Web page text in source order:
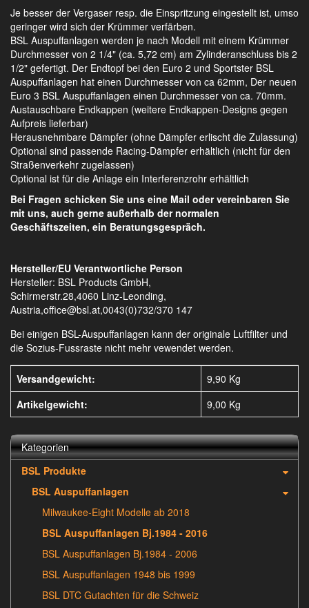
Je besser der Vergaser resp. die Einspritzung eingestellt ist, umso
geringer wird sich der Krümmer verfärben.
BSL Auspuffanlagen werden je nach Modell mit einem Krümmer
Durchmesser von 2 1/4" (ca. 5,72 cm) am Zylinderanschluss bis 2
1/2" gefertigt. Der Endtopf bei den Euro 2 und Sportster BSL
Auspuffanlagen hat einen Durchmesser von ca 62mm, Der neuen
Euro 3 BSL Auspuffanlagen einen Durchmesser von ca. 70mm.
Austauschbare Endkappen (weitere Endkappen-Designs gegen
Aufpreis lieferbar)
Herausnehmbare Dämpfer (ohne Dämpfer erlischt die Zulassung)
Optional sind passende Racing-Dämpfer erhältlich (nicht für den
Straßenverkehr zugelassen)
Optional ist für die Anlage ein Interferenzrohr erhältlich
Bei Fragen schicken Sie uns eine Mail oder vereinbaren Sie
mit uns, auch gerne außerhalb der normalen
Geschäftszeiten, ein Beratungsgespräch.
Hersteller/EU Verantwortliche Person
Hersteller: BSL Products GmbH,
Schirmerstr.28,4060 Linz-Leonding,
Austria,office@bsl.at,0043(0)732/370 147
Bei einigen BSL-Auspuffanlagen kann der originale Luftfilter und
die Sozius-Fussraste nicht mehr vewendet werden.
Versandgewicht:
9,90 Kg
Artikelgewicht:
9,00 Kg
Kategorien
BSL Produkte
BSL Auspuffanlagen
Milwaukee-Eight Modelle ab 2018
BSL Auspuffanlagen Bj.1984 - 2016
BSL Auspuffanlagen Bj.1984 - 2006
BSL Auspuffanlagen 1948 bis 1999
BSL DTC Gutachten für die Schweiz